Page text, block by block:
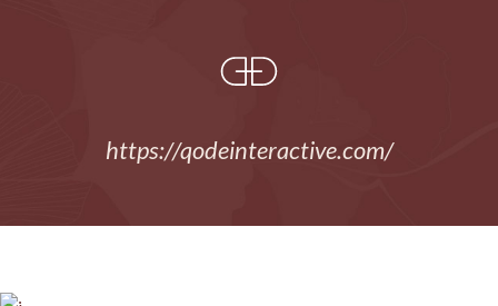
https://qodeinteractive.com/